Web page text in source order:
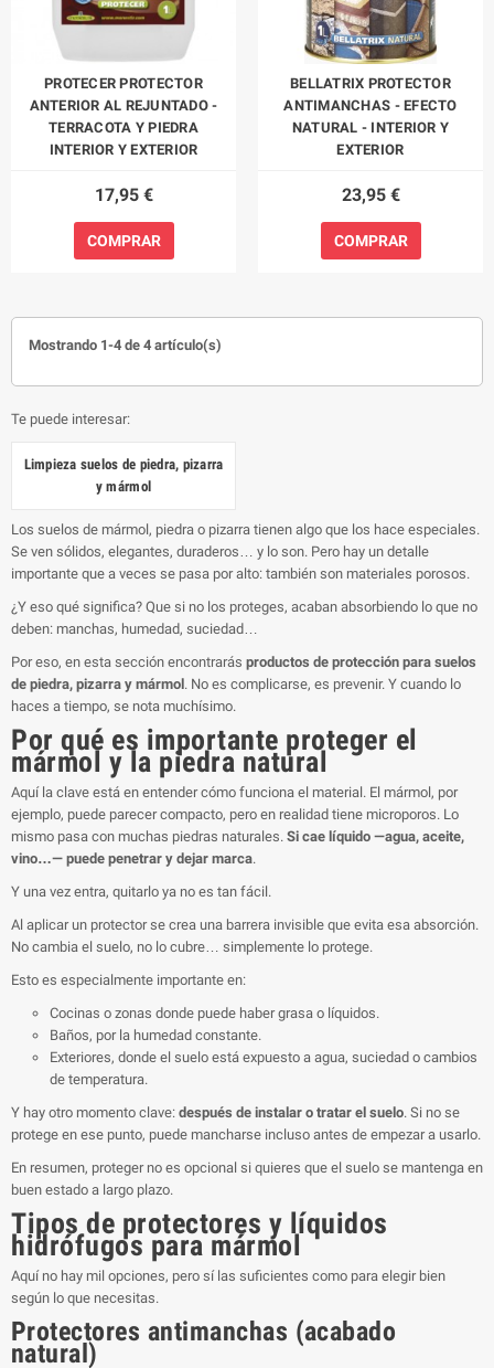
PROTECER PROTECTOR
ANTERIOR AL REJUNTADO -
TERRACOTA Y PIEDRA
INTERIOR Y EXTERIOR
17,95 €
COMPRAR
BELLATRIX PROTECTOR
ANTIMANCHAS - EFECTO
NATURAL - INTERIOR Y
EXTERIOR
23,95 €
COMPRAR
Mostrando 1-4 de 4 artículo(s)
Te puede interesar:
Limpieza suelos de piedra, pizarra
y mármol
Los suelos de mármol, piedra o pizarra tienen algo que los hace especiales.
Se ven sólidos, elegantes, duraderos… y lo son. Pero hay un detalle
importante que a veces se pasa por alto: también son materiales porosos.
¿Y eso qué significa? Que si no los proteges, acaban absorbiendo lo que no
deben: manchas, humedad, suciedad…
Por eso, en esta sección encontrarás productos de protección para suelos
de piedra, pizarra y mármol. No es complicarse, es prevenir. Y cuando lo
haces a tiempo, se nota muchísimo.
Por qué es importante proteger el
mármol y la piedra natural
Aquí la clave está en entender cómo funciona el material. El mármol, por
ejemplo, puede parecer compacto, pero en realidad tiene microporos. Lo
mismo pasa con muchas piedras naturales. Si cae líquido —agua, aceite,
vino…— puede penetrar y dejar marca.
Y una vez entra, quitarlo ya no es tan fácil.
Al aplicar un protector se crea una barrera invisible que evita esa absorción.
No cambia el suelo, no lo cubre… simplemente lo protege.
Esto es especialmente importante en:
Cocinas o zonas donde puede haber grasa o líquidos.
Baños, por la humedad constante.
Exteriores, donde el suelo está expuesto a agua, suciedad o cambios
de temperatura.
Y hay otro momento clave: después de instalar o tratar el suelo. Si no se
protege en ese punto, puede mancharse incluso antes de empezar a usarlo.
En resumen, proteger no es opcional si quieres que el suelo se mantenga en
buen estado a largo plazo.
Tipos de protectores y líquidos
hidrófugos para mármol
Aquí no hay mil opciones, pero sí las suficientes como para elegir bien
según lo que necesitas.
Protectores antimanchas (acabado
natural)